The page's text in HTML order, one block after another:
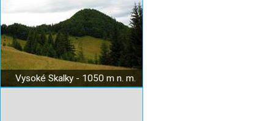
Vysoké Skalky - 1050 m n. m.